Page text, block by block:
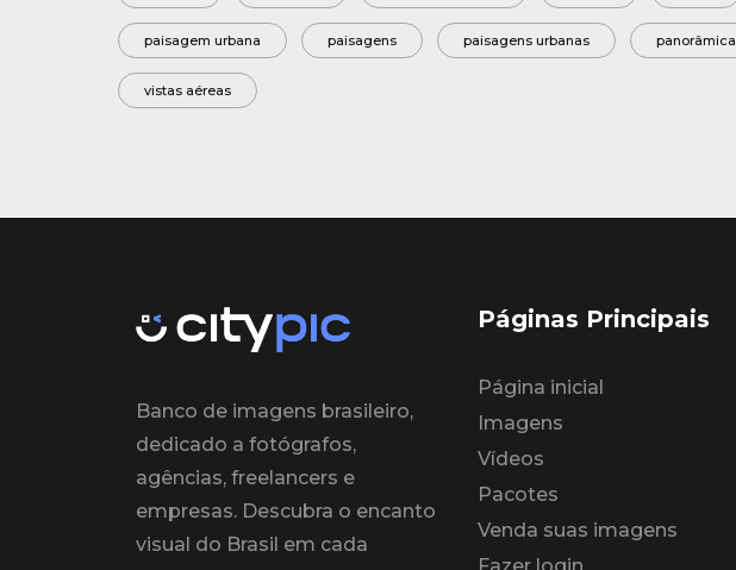
paisagem urbana paisagens paisagens urbanas panorâmica
vistas aéreas
Banco de imagens brasileiro,
dedicado a fotógrafos,
agências, freelancers e
empresas. Descubra o encanto
visual do Brasil em cada
Páginas Principais
Página inicial
Imagens
Vídeos
Pacotes
Venda suas imagens